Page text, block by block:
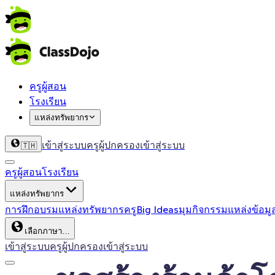
ครูผู้สอน
โรงเรียน
แหล่งทรัพยากร
🇹🇭 เข้าสู่ระบบครูผู้ปกครองเข้าสู่ระบบ
ครูผู้สอนโรงเรียน
แหล่งทรัพยากร
การฝึกอบรมแหล่งทรัพยากรครูBig Ideasมุมกิจกรรมแหล่งข้อมู
เลือกภาษา…
เข้าสู่ระบบครูผู้ปกครองเข้าสู่ระบบ